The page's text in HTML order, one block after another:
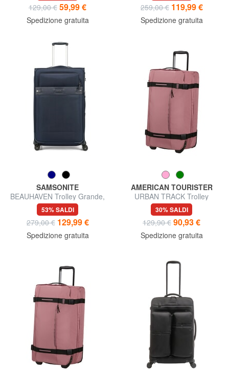
129,00 € 59,99 €
Spedizione gratuita
259,00 € 119,99 €
Spedizione gratuita
SAMSONITE
BEAUHAVEN Trolley Grande,
espandibile
53% SALDI
279,00 € 129,99 €
Spedizione gratuita
AMERICAN TOURISTER
URBAN TRACK Trolley
borsone medio
30% SALDI
129,90 € 90,93 €
Spedizione gratuita